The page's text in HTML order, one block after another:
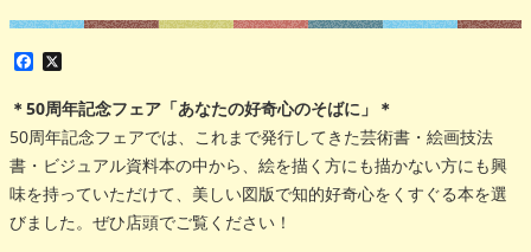
c
e
b
o
k
＊50周年記念フェア「あなたの好奇心のそばに」＊
50周年記念フェアでは、これまで発行してきた芸術書・絵画技法
書・ビジュアル資料本の中から、絵を描く方にも描かない方にも興
味を持っていただけて、美しい図版で知的好奇心をくすぐる本を選
びました。ぜひ店頭でご覧ください！